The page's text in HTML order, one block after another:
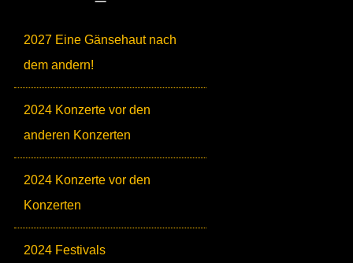
2027 Eine Gänsehaut nach
dem andern!
2024 Konzerte vor den
anderen Konzerten
2024 Konzerte vor den
Konzerten
2024 Festivals